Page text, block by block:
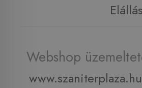
Webshop
www.szaniterplaza.hu